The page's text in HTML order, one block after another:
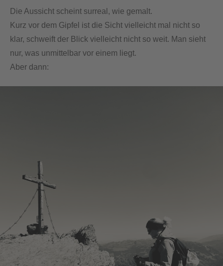
Die Aussicht scheint surreal, wie gemalt.
Kurz vor dem Gipfel ist die Sicht vielleicht mal nicht so
klar, schweift der Blick vielleicht nicht so weit. Man sieht
nur, was unmittelbar vor einem liegt.
Aber dann: